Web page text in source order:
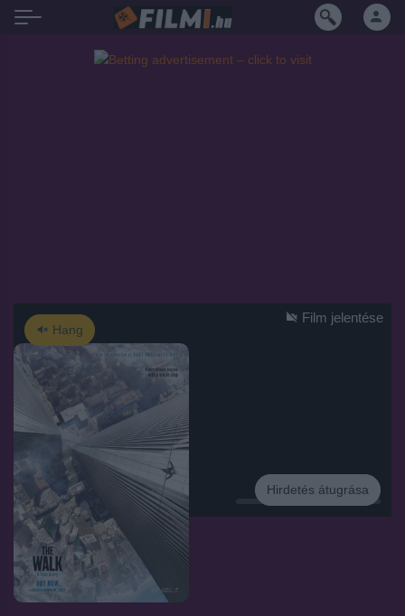
Hang
Hirdetés
Hirdetés átugrása
Film jelentése